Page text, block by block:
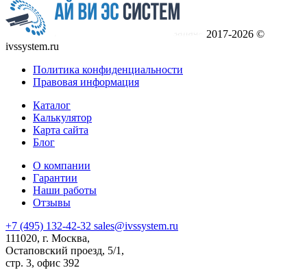
2017-2026 ©
ivssystem.ru
Политика конфиденциальности
Правовая информация
Каталог
Калькулятор
Карта сайта
Блог
О компании
Гарантии
Наши работы
Отзывы
+7 (495) 132-42-32 sales@ivssystem.ru
111020, г. Москва,
Остаповский проезд, 5/1,
стр. 3, офис 392